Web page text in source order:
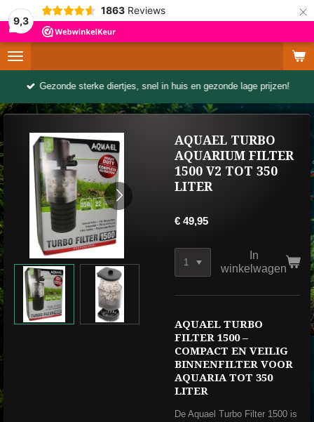
9,3
1863 Reviews ×
Gezonde sterke diertjes, snel in huis en gezonde lage prijzen!
AQUAEL TURBO
AQUARIUM FILTER
1500 V2 TOT 350
LITER
€ 49,95
In
winkelwagen
AQUAEL TURBO
FILTER 1500 –
COMPACT EN VEILIG
BINNENFILTER VOOR
AQUARIA TOT 350
LITER
De Aquael Turbo Filter 1500 is